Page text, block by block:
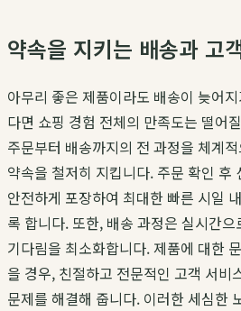
약속을 지키는 배송과 고
아무리 좋은 제품이라도 배송이 늦어
다면 쇼핑 경험 전체의 만족도는 떨어
주문부터 배송까지의 전 과정을 체계
약속을 철저히 지킵니다. 주문 확인 후
안전하게 포장하여 최대한 빠른 시일
록 합니다. 또한, 배송 과정은 실시간
기다림을 최소화합니다. 제품에 대한
을 경우, 친절하고 전문적인 고객 서비
문제를 해결해 줍니다. 이러한 세심한